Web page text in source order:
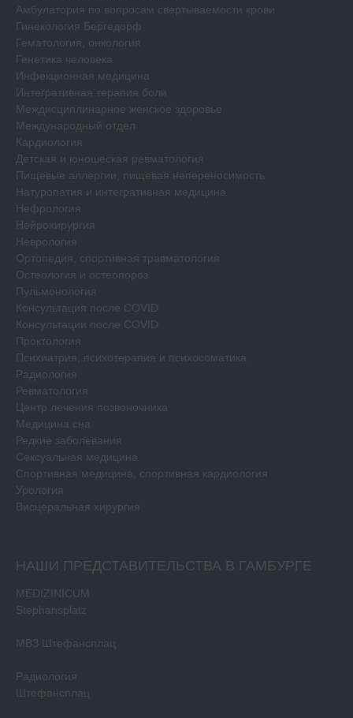
Амбулатория по вопросам свертываемости крови
Гинекология Бергедорф
Гематология, онкология
Генетика человека
Инфекционная медицина
Интегративная терапия боли
Междисциплинарное женское здоровье
Международный отдел
Кардиология
Детская и юношеская ревматология
Пищевые аллергии, пищевая непереносимость
Натуропатия и интегративная медицина
Нефрология
Нейрохирургия
Неврология
Ортопедия, спортивная травматология
Остеология и остеопороз
Пульмонология
Консультация после COVID
Консультации после COVID
Проктология
Психиатрия, психотерапия и психосоматика
Радиология
Ревматология
Центр лечения позвоночника
Медицина сна
Редкие заболевания
Сексуальная медицина
Спортивная медицина, спортивная кардиология
Урология
Висцеральная хирургия
НАШИ ПРЕДСТАВИТЕЛЬСТВА В ГАМБУРГЕ
MEDIZINICUM
Stephansplatz
МВЗ Штефансплац
Радиология
Штефансплац